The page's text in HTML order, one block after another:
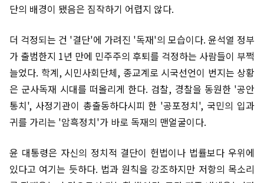
단의 배경이 됐음은 짐작하기 어렵지 않다.
더 걱정되는 건 '결단'에 가려진 '독재'의 모습이다. 윤석열 정부
가 출범한지 1년 만에 민주주의 후퇴를 걱정하는 사람들이 부쩍
늘었다. 학계, 시민사회단체, 종교계로 시국선언이 번지는 상황
은 군사독재 시대를 떠올리게 한다. 검찰, 경찰을 동원한 '공안
통치', 사정기관이 총출동하다시피 한 '공포정치', 국민의 입과
귀를 가리는 '암흑정치'가 바로 독재의 맨얼굴이다.
윤 대통령은 자신의 정치적 결단이 헌법이나 법률보다 우위에
있다고 여기는 듯하다. 법과 원칙을 강조하지만 저항의 목소리